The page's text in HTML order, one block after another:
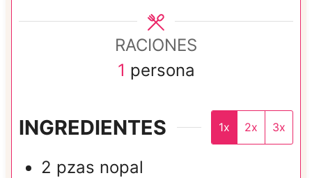
RACIONES
1 persona
INGREDIENTES 1x 2x 3x
2 pzas nopal